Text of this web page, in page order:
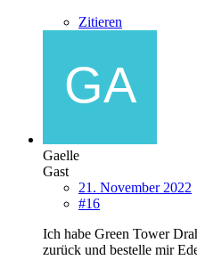
Zitieren
Gaelle
Gast
21. November 2022
#16
Ich habe Green Tower
zurück und bestelle mir